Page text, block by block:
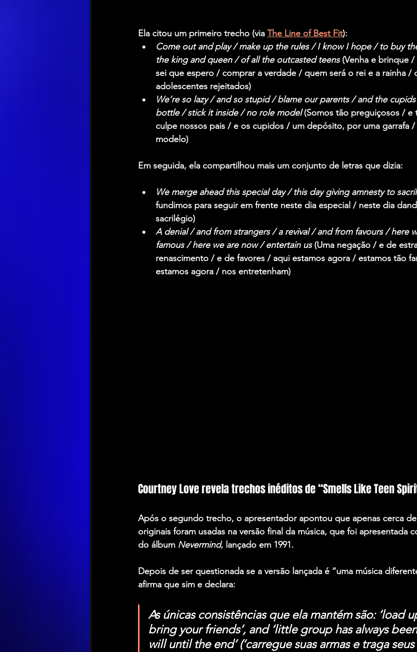
Ela citou um primeiro trecho (via The Line of Best Fit):
Come out and play / make up the rules / I know I hope / to buy
the king and queen / of all the outcasted teens (Venha e brinque
sei que espero / comprar a verdade / quem será o rei e a rainha /
adolescentes rejeitados)
We’re so lazy / and so stupid / blame our parents / and the
bottle / stick it inside / no role model (Somos tão preguiçosos /
culpe nossos pais / e os cupidos / um depósito, por uma garrafa
modelo)
Em seguida, ela compartilhou mais um conjunto de letras que dizia:
We merge ahead this special day / this day giving amnesty to
fundimos para seguir em frente neste dia especial / neste dia
sacrilégio)
A denial / and from strangers / a revival / and from favours / here
famous / here we are now / entertain us (Uma negação / e de
renascimento / e de favores / aqui estamos agora / estamos tão
estamos agora / nos entretenham)
Courtney Love revela trechos inéditos de “Smells Like Teen
Após o segundo trecho, o apresentador apontou que apenas cerca
originais foram usadas na versão final da música, que foi apresentada
do álbum Nevermind, lançado em 1991.
Depois de ser questionada se a versão lançada é “uma música
afirma que sim e declara:
As únicas consistências que ela mantém são: ‘load
bring your friends’, and ‘little group has always
will until the end’ (‘carregue suas armas e traga seus